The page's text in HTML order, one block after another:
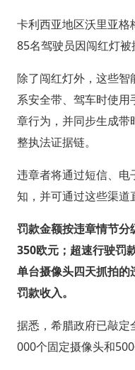
卡利西亚地区沃里亚
85名驾驶员因闯红灯被
除了闯红灯外，这些智
系安全带、驾车时使
章行为，并同步生成
整执法证据链。
违章者将通过短信、电
知，并可通过这些渠道
罚款金额按违章情节
350欧元；超速行驶罚
单台摄像头四天抓拍
罚款收入。
据悉，希腊政府已敲
000个固定摄像头和500